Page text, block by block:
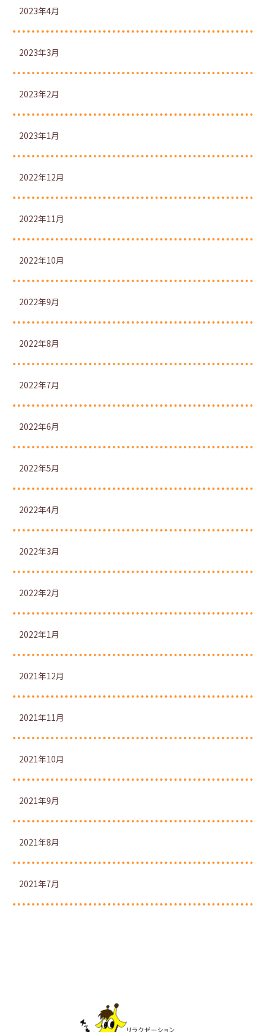
2023年4月
2023年3月
2023年2月
2023年1月
2022年12月
2022年11月
2022年10月
2022年9月
2022年8月
2022年7月
2022年6月
2022年5月
2022年4月
2022年3月
2022年2月
2022年1月
2021年12月
2021年11月
2021年10月
2021年9月
2021年8月
2021年7月